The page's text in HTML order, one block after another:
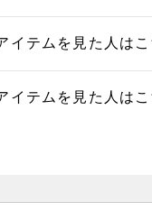
イテムを見た人は
イテムを見た人は